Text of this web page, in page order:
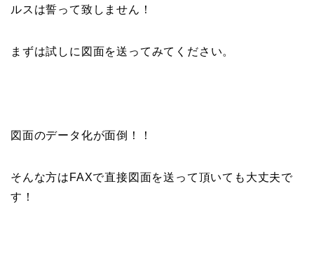
ルスは誓って致しません！
まずは試しに図面を送ってみてください。
図面のデータ化が面倒！！
そんな方はFAXで直接図面を送って頂いても大丈夫で
す！